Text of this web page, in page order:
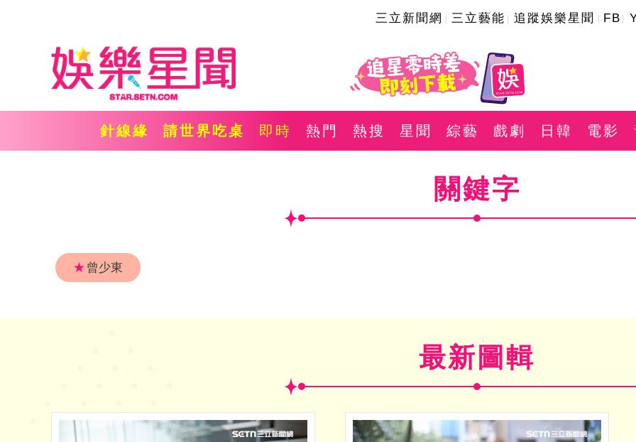
三立新聞網 三立藝能 追蹤娛樂星聞 FB
針線緣 請世界吃桌 即時 熱門 熱搜 星聞 綜藝 戲劇 日韓 電影
關鍵字
★ 曾少東
最新圖輯